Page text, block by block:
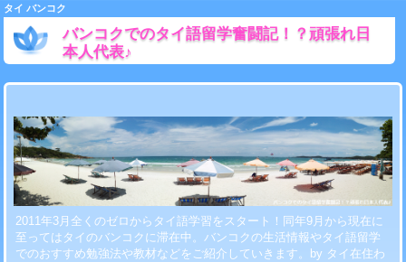
タイ バンコク
バンコクでのタイ語留学奮闘記！？頑張れ日
本人代表♪
2011年3月全くのゼロからタイ語学習をスタート！同年9月から現在に
至ってはタイのバンコクに滞在中。バンコクの生活情報やタイ語留学
でのおすすめ勉強法や教材などをご紹介していきます。by タイ在住わ